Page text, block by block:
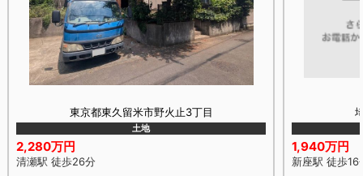
東京都東久留米市野火止3丁目
土地
2,280万円
清瀬駅 徒歩26分
1,940万円
新座駅 徒歩16